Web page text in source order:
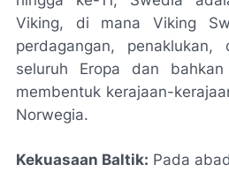
Viking, di mana Viking
perdagangan,
seluruh Eropa dan
membentuk kerajaan-
Norwegia.
Kekuasaan Baltik: Pada